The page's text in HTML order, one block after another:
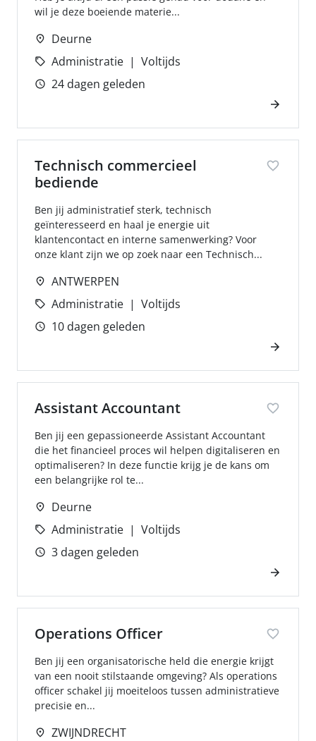
wil je deze boeiende materie...
Deurne
Administratie
Voltijds
24 dagen geleden
Technisch commercieel
bediende
Ben jij administratief sterk, technisch
geïnteresseerd en haal je energie uit
klantencontact en interne samenwerking? Voor
onze klant zijn we op zoek naar een Technisch...
ANTWERPEN
Administratie
Voltijds
10 dagen geleden
Assistant Accountant
Ben jij een gepassioneerde Assistant Accountant
die het financieel proces wil helpen digitaliseren en
optimaliseren? In deze functie krijg je de kans om
een belangrijke rol te...
Deurne
Administratie
Voltijds
3 dagen geleden
Operations Officer
Ben jij een organisatorische held die energie krijgt
van een nooit stilstaande omgeving? Als operations
officer schakel jij moeiteloos tussen administratieve
precisie en...
ZWIJNDRECHT